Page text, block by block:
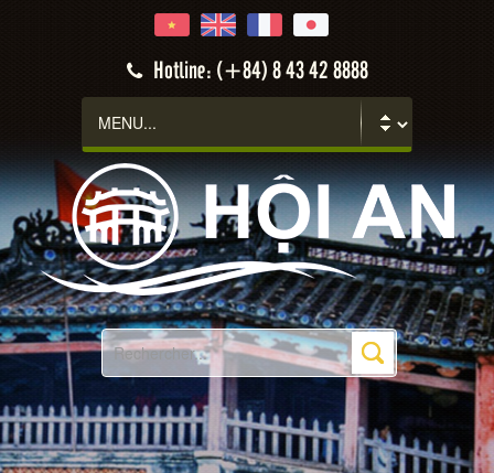
Hotline: (+84) 8 43 42 8888